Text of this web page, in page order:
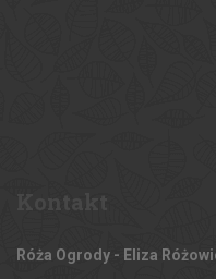
Róża Ogrody - Eliza